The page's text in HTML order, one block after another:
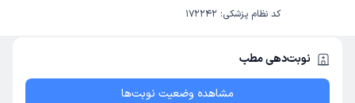
کد نظام پزشکی:
172242
نوبت‌دهی مطب
مشاهده وضعیت نوبت‌ها